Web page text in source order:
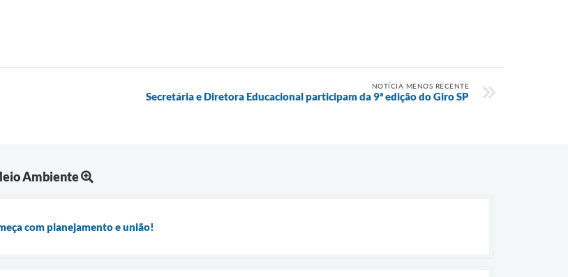
NOTÍCIA MENOS RECENTE
Secretária e Diretora Educacional participam da 9ª edição do Giro SP
Ambiente
com planejamento e união!